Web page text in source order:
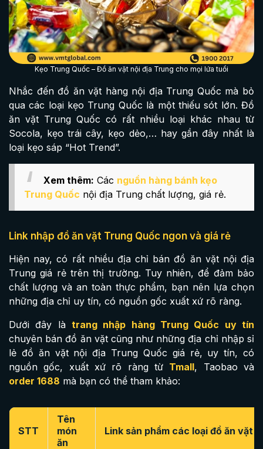
Kẹo Trung Quốc – Đồ ăn vặt nội địa Trung cho mọi lứa tuổi
Nhắc đến đồ ăn vặt hàng nội địa Trung Quốc mà bỏ
qua các loại kẹo Trung Quốc là một thiếu sót lớn. Đồ
ăn vặt Trung Quốc có rất nhiều loại khác nhau từ
Socola, kẹo trái cây, kẹo dẻo,… hay gần đây nhất là
loại kẹo sáp “Hot Trend”.
Xem thêm: Các nguồn hàng bánh kẹo
Trung Quốc nội địa Trung chất lượng, giá rẻ.
Link nhập đồ ăn vặt Trung Quốc ngon và giá rẻ
Hiện nay, có rất nhiều địa chỉ bán đồ ăn vặt nội địa
Trung giá rẻ trên thị trường. Tuy nhiên, để đảm bảo
chất lượng và an toàn thực phẩm, bạn nên lựa chọn
những địa chỉ uy tín, có nguồn gốc xuất xứ rõ ràng.
Dưới đây là trang nhập hàng Trung Quốc uy tín
chuyên bán đồ ăn vặt cũng như những địa chỉ nhập sỉ
lẻ đồ ăn vặt nội địa Trung Quốc giá rẻ, uy tín, có
nguồn gốc, xuất xứ rõ ràng từ Tmall, Taobao và
order 1688 mà bạn có thể tham khảo:
STT
Tên
món
ăn
Link sản phẩm các loại đồ ăn vặt